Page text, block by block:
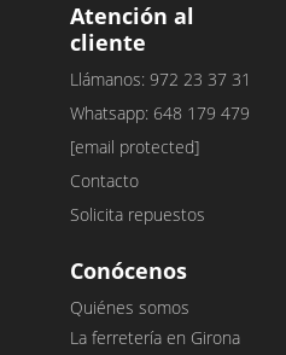
Atención al
cliente
Llámanos: 972 23 37 31
Whatsapp: 648 179 479
[email protected]
Contacto
Solicita repuestos
Conócenos
Quiénes somos
La ferretería en Girona